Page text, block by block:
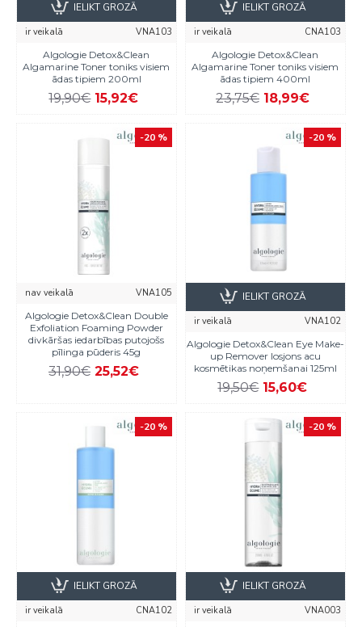
ir veikalā
VNA103
Algologie Detox&Clean
Algamarine Toner toniks visiem
ādas tipiem 200ml
19,90€ 15,92€
IELIKT GROZĀ
ir veikalā
CNA103
Algologie Detox&Clean
Algamarine Toner toniks visiem
ādas tipiem 400ml
23,75€ 18,99€
IELIKT GROZĀ
-20 %
nav veikalā
VNA105
Algologie Detox&Clean Double
Exfoliation Foaming Powder
divkāršas iedarbības putojošs
pīlinga pūderis 45g
31,90€ 25,52€
-20 %
ir veikalā
VNA102
Algologie Detox&Clean Eye Make-
up Remover losjons acu
kosmētikas noņemšanai 125ml
19,50€ 15,60€
IELIKT GROZĀ
-20 %
ir veikalā
CNA102
IELIKT GROZĀ
-20 %
ir veikalā
VNA003
IELIKT GROZĀ